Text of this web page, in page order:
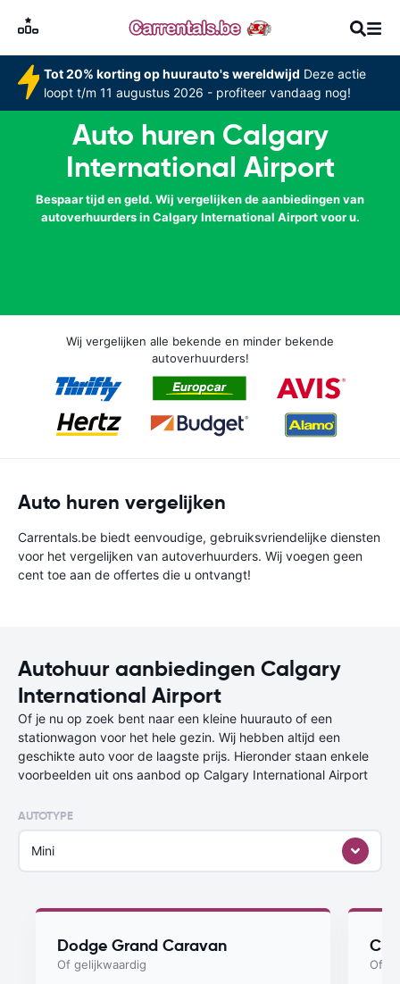
Tot 20% korting op huurauto's wereldwijd Deze actie
loopt t/m 11 augustus 2026 - profiteer vandaag nog!
Auto huren Calgary
International Airport
Bespaar tijd en geld. Wij vergelijken de aanbiedingen van
autoverhuurders in Calgary International Airport voor u.
Wij vergelijken alle bekende en minder bekende
autoverhuurders!
Auto huren vergelijken
Carrentals.be biedt eenvoudige, gebruiksvriendelijke diensten
voor het vergelijken van autoverhuurders. Wij voegen geen
cent toe aan de offertes die u ontvangt!
Autohuur aanbiedingen Calgary
International Airport
Of je nu op zoek bent naar een kleine huurauto of een
stationwagon voor het hele gezin. Wij hebben altijd een
geschikte auto voor de laagste prijs. Hieronder staan enkele
voorbeelden uit ons aanbod op Calgary International Airport
AUTOTYPE
Mini
Dodge Grand Caravan
Of gelijkwaardig Of